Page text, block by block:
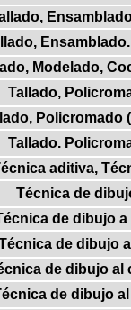
Modelado,
Tallado,
Policromado
Tallado.
aditiva,
Técnica de
de dibujo
de dibujo
de dibujo al
de dibujo